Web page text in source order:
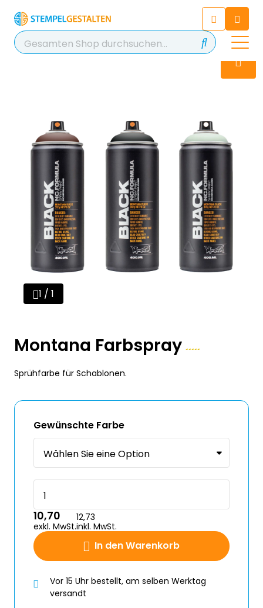
Chatten Sie 24/7 mit unserem
hilfreichen Chatbot
Kontakt
+49 2038 0480 403
1 / 1
Montana Farbspray
Sprühfarbe für Schablonen.
Gewünschte Farbe
In den Warenkorb
10,70
exkl. MwSt.
12,73
inkl. MwSt.
Vor 15 Uhr bestellt, am selben Werktag
versandt